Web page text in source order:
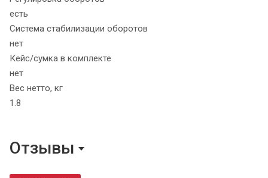
есть
Система стабилизации оборотов
нет
Кейс/сумка в комплекте
нет
Вес нетто, кг
1.8
Отзывы